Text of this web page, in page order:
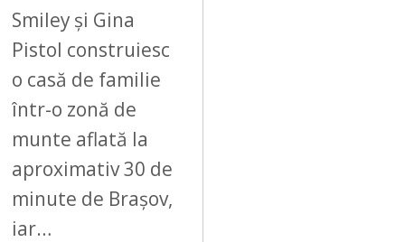
Smiley și Gina
Pistol construiesc
o casă de familie
într-o zonă de
munte aflată la
aproximativ 30 de
minute de Brașov,
iar…